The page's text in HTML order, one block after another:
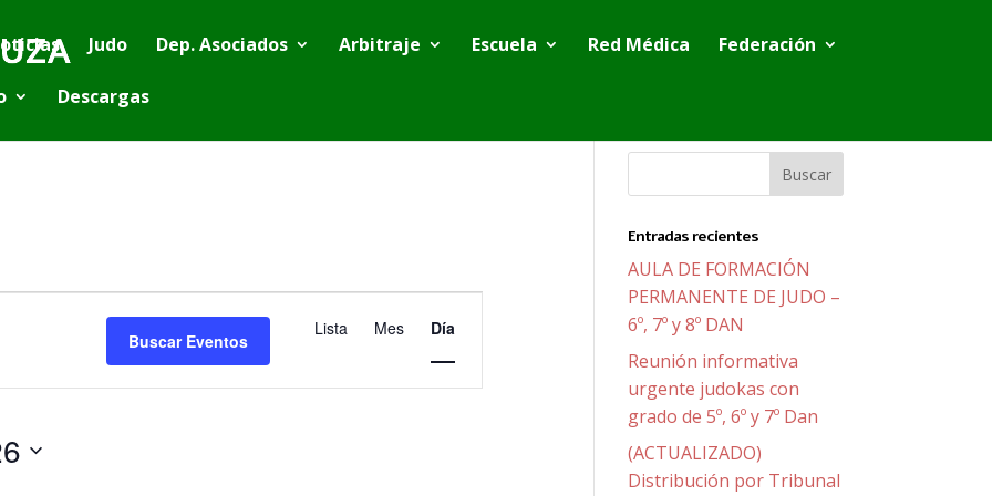
Judo Dep. Asociados Arbitraje Escuela Red Médica Federación
Descargas
Buscar Eventos
Navegación
de
vistas
Lista Mes Día
Entradas recientes
AULA DE FORMACIÓN
PERMANENTE DE JUDO –
6º, 7º y 8º DAN
Reunión informativa
urgente judokas con
grado de 5º, 6º y 7º Dan
(ACTUALIZADO)
Distribución por Tribunal